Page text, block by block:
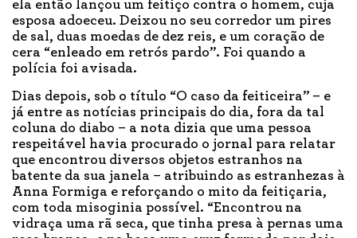
ela então lançou um feitiço contra o homem, cuja
esposa adoeceu. Deixou no seu corredor um pires
de sal, duas moedas de dez reis, e um coração de
cera “enleado em retrós pardo”. Foi quando a
polícia foi avisada.
Dias depois, sob o título “O caso da feiticeira” – e
já entre as notícias principais do dia, fora da tal
coluna do diabo – a nota dizia que uma pessoa
respeitável havia procurado o jornal para relatar
que encontrou diversos objetos estranhos na
batente da sua janela – atribuindo as estranhezas à
Anna Formiga e reforçando o mito da feitiçaria,
com toda misoginia possível. “Encontrou na
vidraça uma rã seca, que tinha presa à pernas uma